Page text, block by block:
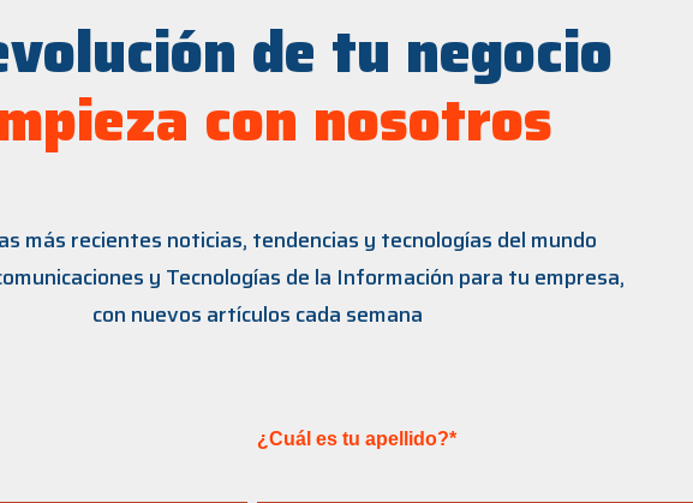
de tu negocio
con nosotros
más recientes noticias, tendencias y tecnologías del mundo
y Tecnologías de la Información para tu empresa,
con nuevos artículos cada semana